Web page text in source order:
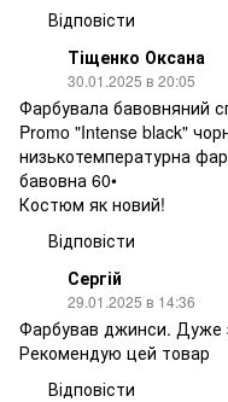
Відповісти
Тіщенко Оксана
30.01.2025 в 20:05
Фарбувала бавовняний
Promo "Intense black"
низькотемпературна
бавовна 60•
Костюм як новий!
Відповісти
Сергій
29.01.2025 в 14:36
Фарбував джинси. Дуже
Рекомендую цей товар
Відповісти